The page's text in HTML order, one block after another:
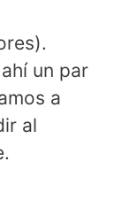
un par
a
al